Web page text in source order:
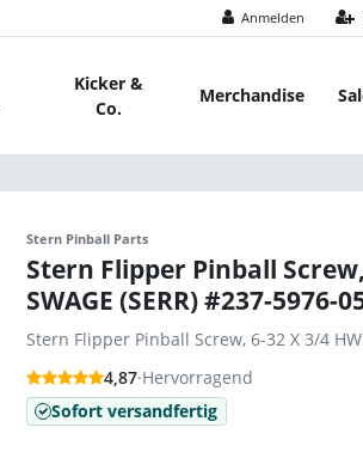
Anmelden
Kicker &
Co.
Merchandise
Stern Pinball Parts
Stern Flipper Pinball
SWAGE (SERR) #237-5976-
Stern Flipper Pinball Screw, 6-32 X 3/4
4,87·Hervorragend
Sofort versandfertig